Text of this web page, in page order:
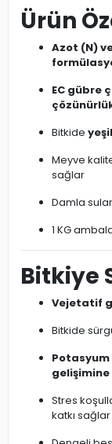
Ürün
Azot (N)
EC gübre
Bitkide
Meyve
sağlar
Damla
1 KG
Bitkiye
Vejetatif
Bitkide
gelişimine
Stres
katkı sağlar